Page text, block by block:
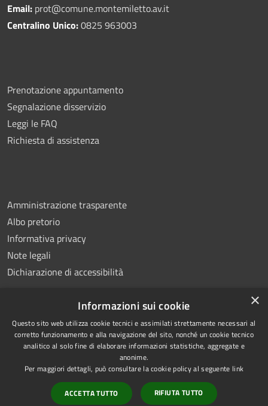
Email: prot@comune.montemiletto.av.it
Centralino Unico:0825 963003
Prenotazione appuntamento
Segnalazione disservizio
Leggi le FAQ
Richiesta di assistenza
Amministrazione trasparente
Albo pretorio
Informativa privacy
Note legali
Dichiarazione di accessibilità
RSS
Accessibilità
Privacy
Mappa del sito
Copyright © 2026 • Comune di
Montemiletto • Powered by
Municipium•Accesso
redazione
×
Informazioni sui cookie
Questo sito web utilizza cookie tecnici e assimilati strettamente necessari al
corretto funzionamento e alla navigazione del sito, nonché un cookie tecnico
analitico al solo fine di elaborare informazioni statistiche, aggregate e
anonime.
Per maggiori dettagli, può consultare la cookie policy al seguente link
ACCETTA TUTTO RIFIUTA TUTTO